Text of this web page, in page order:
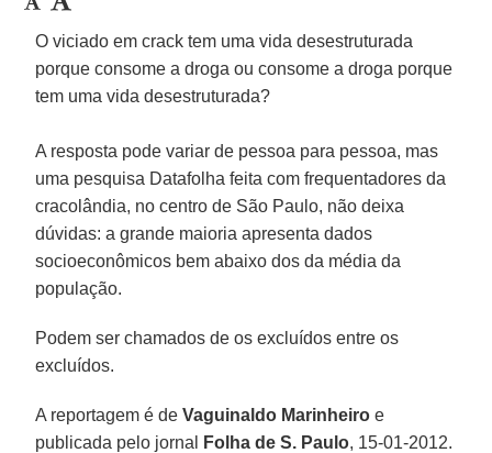
O viciado em crack tem uma vida desestruturada
porque consome a droga ou consome a droga porque
tem uma vida desestruturada?
A resposta pode variar de pessoa para pessoa, mas
uma pesquisa Datafolha feita com frequentadores da
cracolândia, no centro de São Paulo, não deixa
dúvidas: a grande maioria apresenta dados
socioeconômicos bem abaixo dos da média da
população.
Podem ser chamados de os excluídos entre os
excluídos.
A reportagem é deVaguinaldo Marinheiro e
publicada pelo jornal
Folha de S. Paulo, 15-01-2012.